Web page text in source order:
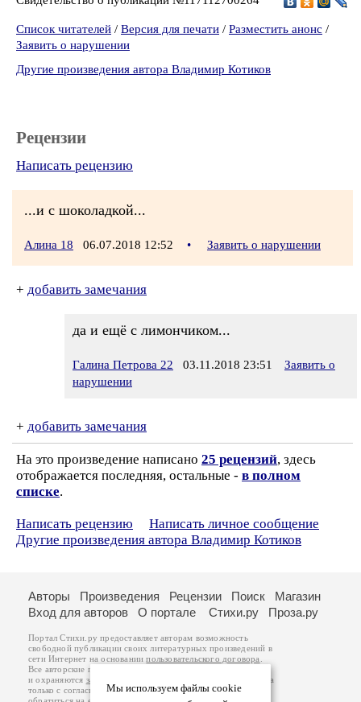
Список читателей / Версия для печати / Разместить анонс /
Заявить о нарушении
Другие произведения автора Владимир Котиков
Рецензии
Написать рецензию
...и с шоколадкой...
Алина 18 06.07.2018 12:52 • Заявить о нарушении
+ добавить замечания
да и ещё с лимончиком...
Галина Петрова 22 03.11.2018 23:51
Заявить о
нарушении
+ добавить замечания
На это произведение написано 25 рецензий, здесь
отображается последняя, остальные - в полном
списке.
Написать рецензию
Написать личное сообщение
Другие произведения автора Владимир Котиков
Мы используем файлы cookie
Авторы Произведения Рецензии Поиск
Магазин
Вход для авторов
О портале Стихи.ру Проза.ру
Портал Стихи.ру предоставляет авторам возможность
свободной публикации своих литературных произведений в
сети Интернет на основаниипользовательского договора
Все авторские права на произведения принадлежат авторам
и охраняются законом
. Перепечатка произведений возможна
только с согласия его автора, к которому вы можете